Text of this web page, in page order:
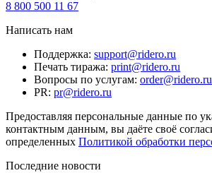
8 800 500 11 67
Написать нам
Поддержка: support@ridero.ru
Печать тиража: print@ridero.ru
Вопросы по услугам: order@ridero.ru
PR: pr@ridero.ru
Предоставляя персональные данные по
контактным данным, вы даёте своё
определенных Политикой обработки
Последние новости